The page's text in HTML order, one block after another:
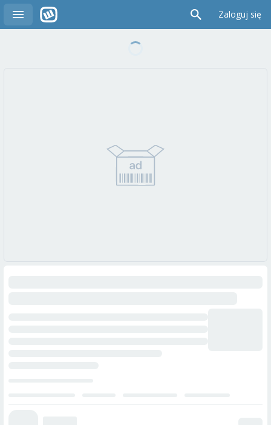
Zaloguj się